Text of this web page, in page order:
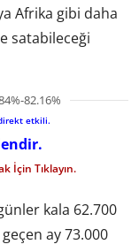
Afrika gibi daha
satabileceği
82.16%
etkili.
İçin Tıklayın.
kala 62.700
geçen ay 73.000